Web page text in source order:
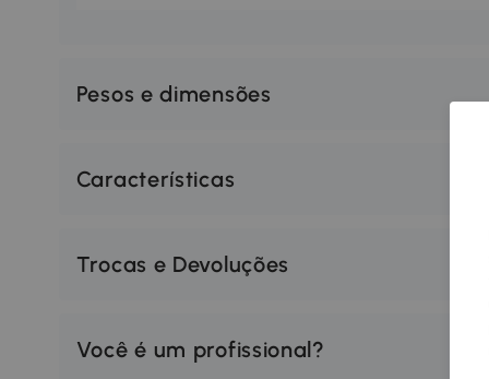
Pesos e dimensões
Características
Trocas e Devoluções
Você é um profissional?